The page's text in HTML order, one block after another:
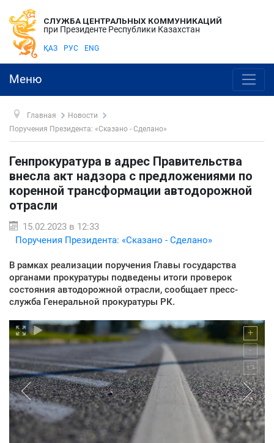
СЛУЖБА ЦЕНТРАЛЬНЫХ КОММУНИКАЦИЙ
при Президенте Республики Казахстан
ҚАЗ РУС ENG
Меню
Главная
Новости
Поручения Президента: «Сказано - Сделано»
Генпрокуратура в адрес Правительства
внесла акт надзора с предложениями по
коренной трансформации автодорожной
отрасли
15.02.2023 в 12:33
Поручения Президента: «Сказано - Сделано»
В рамках реализации поручения Главы государства
органами прокуратуры подведены итоги проверок
состояния автодорожной отрасли, сообщает пресс-
служба Генеральной прокуратуры РК.